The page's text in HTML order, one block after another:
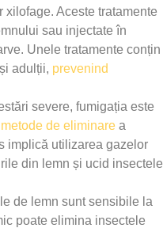
xilofage. Aceste tratamente
sau injectate în
Unele tratamente conțin
adulții, prevenind
severe, fumigația este
de eliminare a
implică utilizarea gazelor
din lemn și ucid insectele
de lemn sunt sensibile la
poate elimina insectele